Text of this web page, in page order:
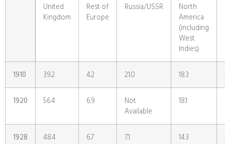
United
Kingdom
Rest of
Europe
Russia/USSR
North
America
(including
West
Indies)
1910 39.2 4.2 21.0 18.3
1920 56.4 6.9
Not
Available
18.1
1928 48.4 6.7 7.1 14.3